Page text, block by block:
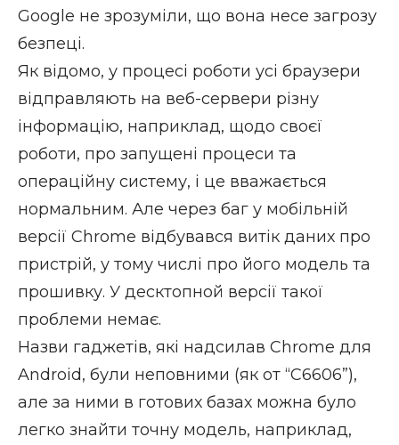
Google не зрозуміли, що вона несе загрозу
безпеці.
Як відомо, у процесі роботи усі браузери
відправляють на веб-сервери різну
інформацію, наприклад, щодо своєї
роботи, про запущені процеси та
операційну систему, і це вважається
нормальним. Але через баг у мобільній
версії Chrome відбувався витік даних про
пристрій, у тому числі про його модель та
прошивку. У десктопной версії такої
проблеми немає.
Назви гаджетів, які надсилав Chrome для
Android, були неповними (як от “C6606”),
але за ними в готових базах можна було
легко знайти точну модель, наприклад,